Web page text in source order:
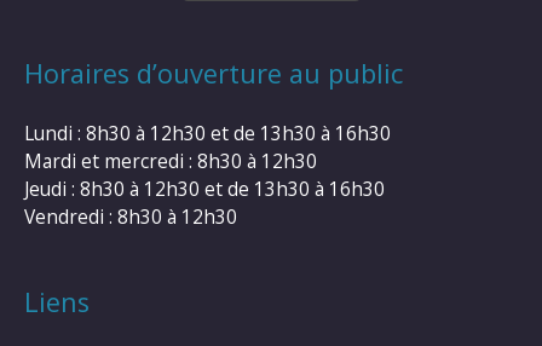
Horaires d’ouverture au public
Lundi : 8h30 à 12h30 et de 13h30 à 16h30
Mardi et mercredi : 8h30 à 12h30
Jeudi : 8h30 à 12h30 et de 13h30 à 16h30
Vendredi : 8h30 à 12h30
Liens